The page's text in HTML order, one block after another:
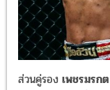
ส่วนคู่รอง เพชรมรก